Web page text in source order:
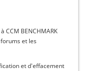
CCM BENCHMARK
et les
et d'effacement